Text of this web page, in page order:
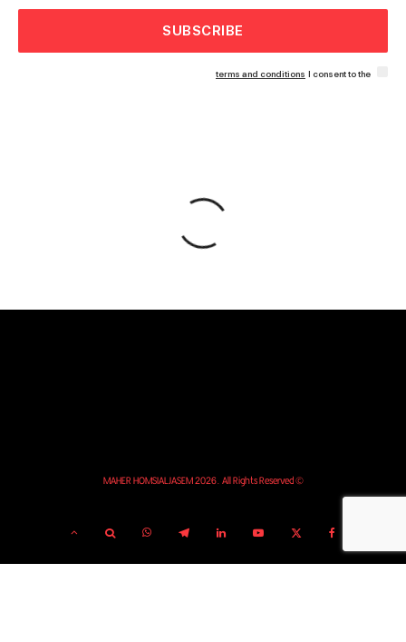
SUBSCRIBE
I consent to the
terms and conditions
© MAHER HOMSIALJASEM 2026. All Rights Reserved